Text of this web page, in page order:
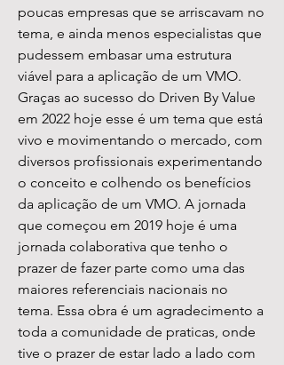
poucas empresas que se arriscavam no
tema, e ainda menos especialistas que
pudessem embasar uma estrutura
viável para a aplicação de um VMO.
Graças ao sucesso do Driven By Value
em 2022 hoje esse é um tema que está
vivo e movimentando o mercado, com
diversos profissionais experimentando
o conceito e colhendo os benefícios
da aplicação de um VMO. A jornada
que começou em 2019 hoje é uma
jornada colaborativa que tenho o
prazer de fazer parte como uma das
maiores referenciais nacionais no
tema. Essa obra é um agradecimento a
toda a comunidade de praticas, onde
tive o prazer de estar lado a lado com